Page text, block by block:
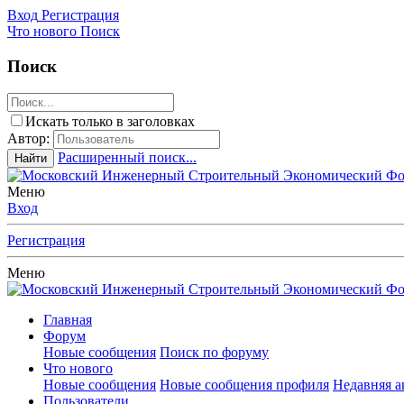
Вход Регистрация
Что нового Поиск
Поиск
Искать только в заголовках
Автор:
Найти Расширенный поиск...
Меню
Вход
Регистрация
Меню
Главная
Форум
Новые сообщения Поиск по форуму
Что нового
Новые сообщения Новые сообщения профиля Недавняя